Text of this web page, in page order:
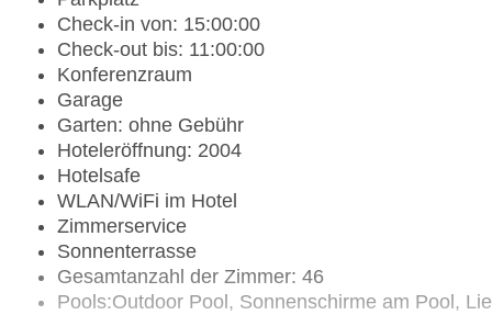
Check-in von: 15:00:00
Check-out bis: 11:00:00
Konferenzraum
Garage
Garten: ohne Gebühr
Hoteleröffnung: 2004
Hotelsafe
WLAN/WiFi im Hotel
Zimmerservice
Sonnenterrasse
Gesamtanzahl der Zimmer: 46
Pools:Outdoor Pool, Sonnenschirme am Pool,